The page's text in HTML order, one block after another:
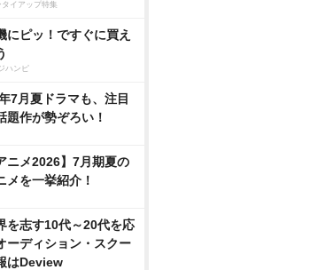
タイアップ特集
にピッ！ですぐに買え
ハンピ
7月夏ドラマも、注目
題作が勢ぞろい！
ニメ2026】7月期夏の
メを一挙紹介！
を志す10代～20代を応
ーディション・スクー
はDeview